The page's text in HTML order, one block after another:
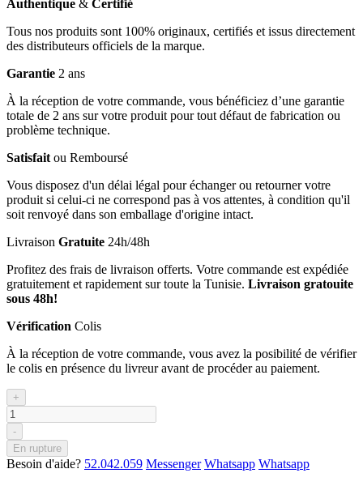
Authentique & Certifié
Tous nos produits sont 100% originaux, certifiés et issus directement
des distributeurs officiels de la marque.
Garantie 2 ans
À la réception de votre commande, vous bénéficiez d’une garantie
totale de 2 ans sur votre produit pour tout défaut de fabrication ou
problème technique.
Satisfait ou Remboursé
Vous disposez d'un délai légal pour échanger ou retourner votre
produit si celui-ci ne correspond pas à vos attentes, à condition qu'il
soit renvoyé dans son emballage d'origine intact.
Livraison Gratuite 24h/48h
Profitez des frais de livraison offerts. Votre commande est expédiée
gratuitement et rapidement sur toute la Tunisie. Livraison gratouite
sous 48h!
Vérification Colis
À la réception de votre commande, vous avez la posibilité de vérifier
le colis en présence du livreur avant de procéder au paiement.
+
-
En rupture
Besoin d'aide? 52.042.059 Messenger Whatsapp Whatsapp